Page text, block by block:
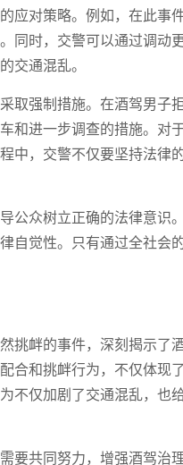
应对策略。例如，在此事
同时，交警可以通过调动
交通混乱。
取强制措施。在酒驾男子
和进一步调查的措施。对
中，交警不仅要坚持法律
公众树立正确的法律意识
自觉性。只有通过全社会
挑衅的事件，深刻揭示了
合和挑衅行为，不仅体现
不仅加剧了交通混乱，也
要共同努力，增强酒驾治